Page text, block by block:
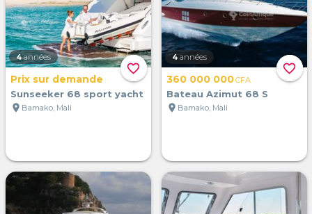
favorite_border
4 années
Prix sur demande
Sunseeker 68 sport yacht
location_on Bamako, Mali
favorite_border
4 années
360 000 000CFA
Bateau Azimut 68 S
location_on Bamako, Mali